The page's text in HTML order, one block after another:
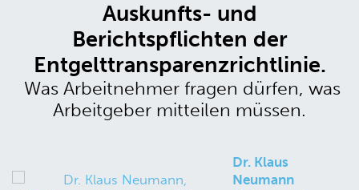
Auskunfts- und
Berichtspflichten der
Entgelttransparenzrichtlinie.
Was Arbeitnehmer fragen dürfen, was
Arbeitgeber mitteilen müssen.
Dr. Klaus
Neumann